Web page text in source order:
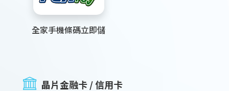
全家手機條碼立即儲
晶片金融卡 / 信用卡